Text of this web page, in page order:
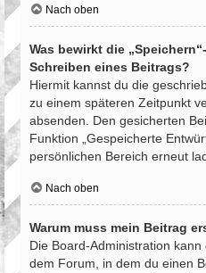
Nach oben
Was bewirkt die
Schreiben eines Beitrags?
Hiermit kannst du die
zu einem späteren Zeitpunkt
absenden. Den gesicherten
Funktion „Gespeicherte
persönlichen Bereich erneut
Nach oben
Warum muss mein Beitrag
Die Board-Administration
dem Forum, in dem du einen